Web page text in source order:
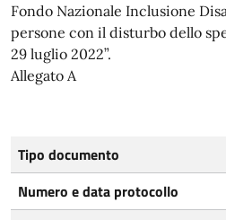
Fondo Nazionale Inclusione
persone con il disturbo dello
29 luglio 2022”.
Allegato A
Tipo documento
Numero e data protocollo